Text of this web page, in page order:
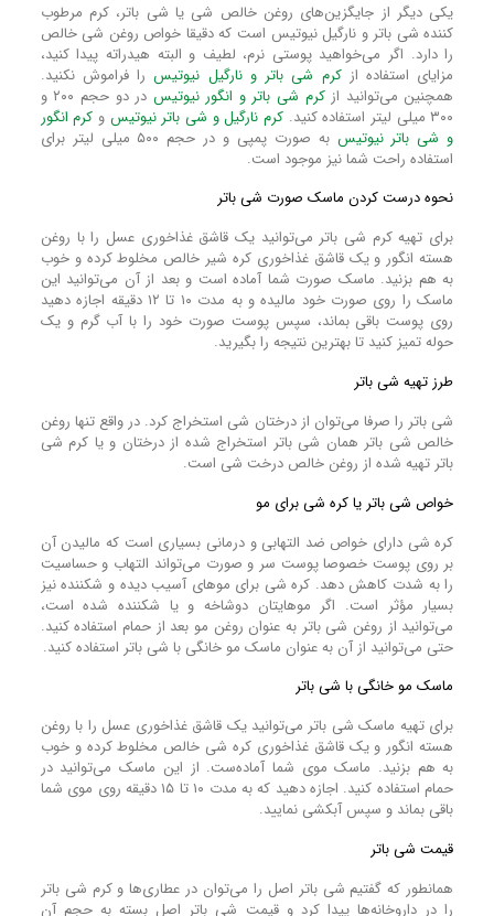
یکی دیگر از جایگزین‌های روغن خالص شی یا شی باتر، کرم مرطوب‌
کننده شی باتر و نارگیل نیوتیس است که دقیقا خواص روغن شی خالص
را دارد. اگر می‌خواهید پوستی نرم، لطیف و البته هیدراته پیدا کنید،
مزایای استفاده ازکرم شی باتر و نارگیل نیوتیسرا فراموش نکنید.
همچنین می‌توانید ازکرم شی باتر و انگور نیوتیس
در دو حجم ۲۰۰ و
۳۰۰ میلی لیتر استفاده کنید.
کرم نارگیل و شی باتر نیوتیس و کرم انگور
و شی باتر نیوتیس
به صورت پمپی و در حجم ۵۰۰ میلی لیتر برای
استفاده راحت شما نیز موجود است.
نحوه درست کردن ماسک صورت شی باتر
برای تهیه کرم شی باتر می‌توانید یک قاشق غذاخوری عسل را با روغن
هسته انگور و یک قاشق غذاخوری کره شیر خالص مخلوط کرده و خوب
به هم بزنید. ماسک صورت شما آماده است و بعد از آن می‌توانید این
ماسک را روی صورت خود مالیده و به مدت ۱۰ تا ۱۲ دقیقه اجازه دهید
روی پوست باقی بماند، سپس پوست صورت خود را با آب گرم و یک
حوله تمیز کنید تا بهترین نتیجه را بگیرید.
طرز تهیه شی باتر
شی باتر را صرفا می‌توان از درختان شی استخراج کرد. در واقع تنها روغن
خالص شی باتر همان شی باتر استخراج شده از درختان و یا کرم شی
باتر تهیه شده از روغن خالص درخت شی است.
خواص شی باتر یا کره شی برای مو
کره شی دارای خواص ضد التهابی و درمانی بسیاری است که مالیدن آن
بر روی پوست خصوصا پوست سر و صورت می‌تواند التهاب و حساسیت
را به شدت کاهش دهد. کره شی برای مو‌های آسیب دیده و شکننده نیز
بسیار مؤثر است. اگر مو‌هایتان دوشاخه و یا شکننده شده است،
می‌توانید از روغن شی باتر به عنوان روغن مو بعد از حمام استفاده کنید.
حتی می‌توانید از آن به عنوان ماسک مو خانگی با شی باتر استفاده کنید.
ماسک مو خانگی با شی باتر
برای تهیه ماسک شی باتر می‌توانید یک قاشق غذاخوری عسل را با روغن
هسته انگور و یک قاشق غذاخوری کره شی خالص مخلوط کرده و خوب
به هم بزنید. ماسک موی شما آماده‌ست. از این ماسک می‌توانید در
حمام استفاده کنید. اجازه دهید که به مدت ۱۰ تا ۱۵ دقیقه روی موی شما
باقی بماند و سپس آبکشی نمایید.
قیمت شی باتر
همانطور که گفتیم شی باتر اصل را می‌توان در عطاری‌ها و کرم شی باتر
را در داروخانه‌ها پیدا کرد و قیمت شی باتر اصل بسته به حجم آن